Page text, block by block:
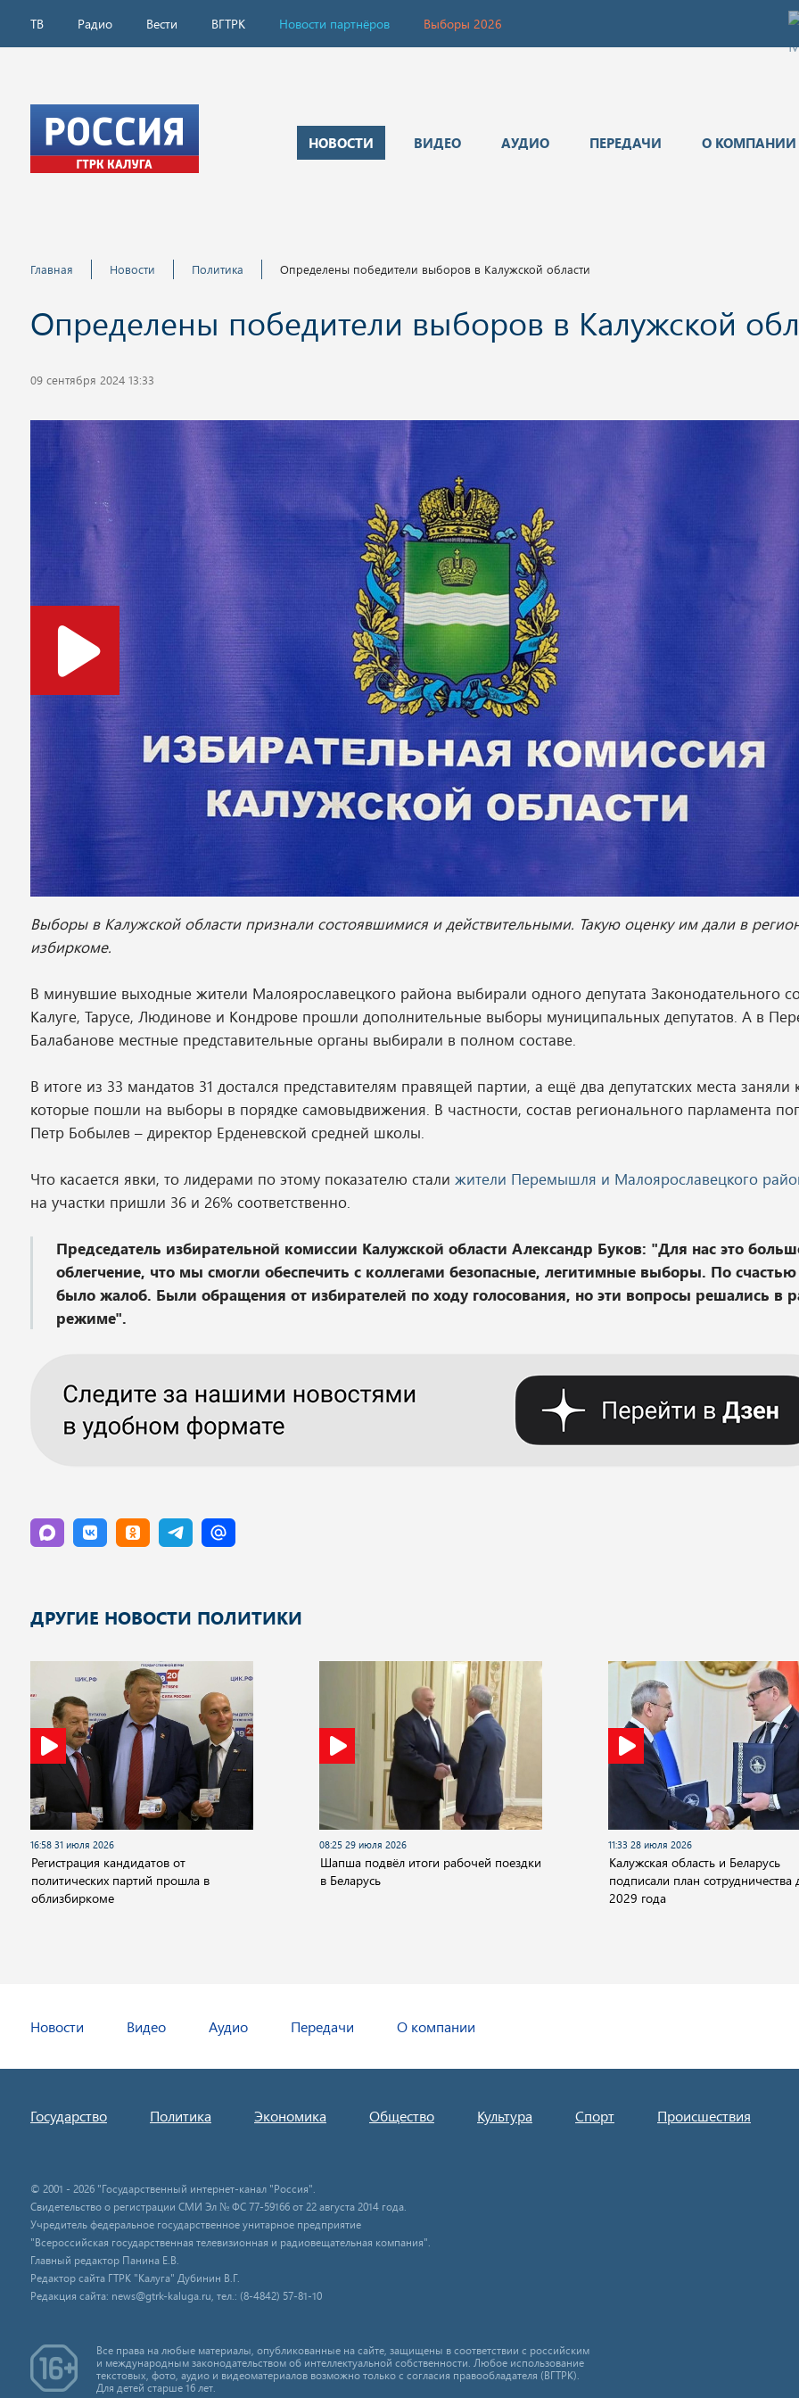
ТВ Радио Вести ВГТРК Новости партнёров Выборы 2026
НОВОСТИ ВИДЕО АУДИО ПЕРЕДАЧИ О КОМПАНИИ
Главная Новости Политика Определены победители выборов в Калужской области
Определены победители выборов в Калужской
09 сентября 2024 13:33
Выборы в Калужской области признали состоявшимися и действительными. Такую оценку им дали в
избиркоме.
В минувшие выходные жители Малоярославецкого района выбирали одного депутата Законодательного
Калуге, Тарусе, Людинове и Кондрове прошли дополнительные выборы муниципальных депутатов. А в
Балабанове местные представительные органы выбирали в полном составе.
В итоге из 33 мандатов 31 достался представителям правящей партии, а ещё два депутатских места заняли
которые пошли на выборы в порядке самовыдвижения. В частности, состав регионального парламента
Петр Бобылев – директор Ерденевской средней школы.
Что касается явки, то лидерами по этому показателю стали жители Перемышля и Малоярославецкого
на участки пришли 36 и 26% соответственно.
Председатель избирательной комиссии Калужской области Александр Буков: "Для нас это
облегчение, что мы смогли обеспечить с коллегами безопасные, легитимные выборы. По счастью
было жалоб. Были обращения от избирателей по ходу голосования, но эти вопросы решались в
режиме".
ДРУГИЕ НОВОСТИ ПОЛИТИКИ
16:58 31 июля 2026
Регистрация кандидатов от
политических партий прошла в
облизбиркоме
08:25 29 июля 2026
Шапша подвёл итоги рабочей поездки
в Беларусь
11:33 28 июля 2026
Калужская область и Беларусь
подписали план сотрудничества
2029 года
Новости Видео Аудио Передачи О компании
Государство Политика Экономика Общество Культура Спорт Происшествия
© 2001 - 2026 "Государственный интернет-канал "Россия".
Свидетельство о регистрации СМИ Эл № ФС 77-59166 от 22 августа 2014 года.
Учредитель федеральное государственное унитарное предприятие
"Всероссийская государственная телевизионная и радиовещательная компания".
Главный редактор Панина Е.В.
Редактор сайта ГТРК "Калуга" Дубинин В.Г.
Редакция сайта: news@gtrk-kaluga.ru, тел.: (8-4842) 57-81-10
Все права на любые материалы, опубликованные на сайте, защищены в соответствии с российским
и международным законодательством об интеллектуальной собственности. Любое использование
текстовых, фото, аудио и видеоматериалов возможно только с согласия правообладателя (ВГТРК).
Для детей старше 16 лет.